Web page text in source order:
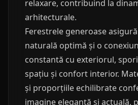
relaxare, contribuind la
arhitecturale.
Ferestrele generoase
naturală optimă și o
constantă cu exteriorul,
spațiu și confort interior.
și proporțiile echilibrate
imagine elegantă și actuală,